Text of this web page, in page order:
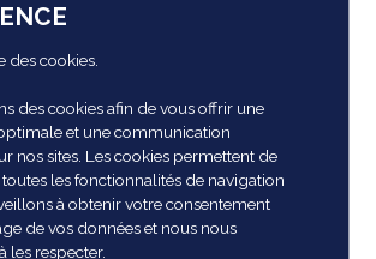
20H
Six!
Orléans des années folles
des cookies.
des cookies afin de vous offrir une
et une communication
nos sites. Les cookies permettent de
les fonctionnalités de navigation
à obtenir votre consentement
de vos données et nous nous
les respecter.